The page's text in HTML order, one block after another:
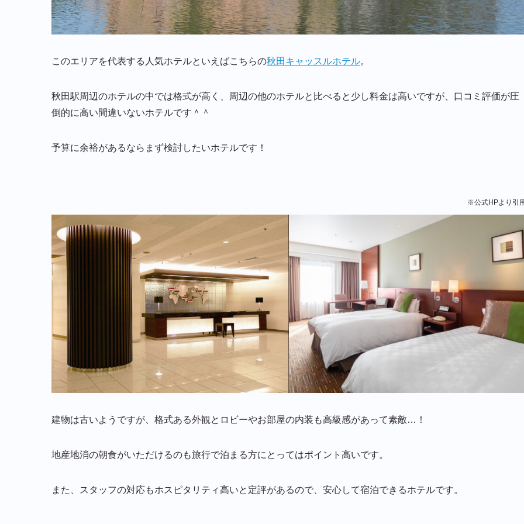
このエリアを代表する人気ホテルといえばこちらの秋田キャッスルホテル。
秋田駅周辺のホテルの中では格式が高く、周辺の他のホテルと比べると少し料金は高いですが、口コミ評価が圧
倒的に高い間違いないホテルです＾＾
予算に余裕があるならまず検討したいホテルです！
※公式HPより引
建物は古いようですが、格式ある外観とロビーやお部屋の内装も高級感があって素敵…！
地産地消の朝食がいただけるのも旅行で泊まる方にとってはポイント高いです。
また、スタッフの対応もホスピタリティ高いと定評があるので、安心して宿泊できるホテルです。